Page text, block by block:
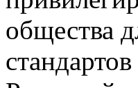
общества